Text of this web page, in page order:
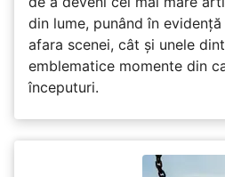
din lume, punând în
afara scenei, cât și unele
emblematice momente din
începuturi.